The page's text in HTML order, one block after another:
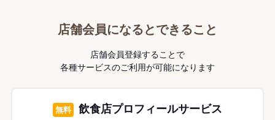
店舗会員になるとできること
店舗会員登録することで
各種サービスのご利用が可能になります
無料 飲食店プロフィールサービス